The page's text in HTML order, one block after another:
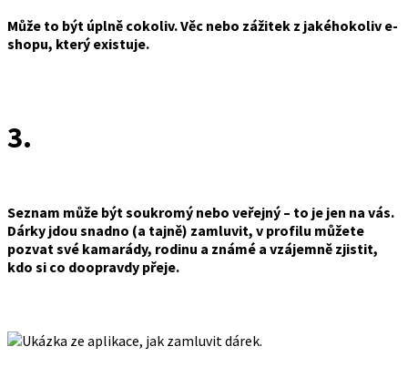
Může to být úplně cokoliv. Věc nebo zážitek z jakéhokoliv e-
shopu, který existuje.
3.
Seznam může být soukromý nebo veřejný – to je jen na vás.
Dárky jdou snadno (a tajně) zamluvit, v profilu můžete
pozvat své kamarády, rodinu a známé a vzájemně zjistit,
kdo si co doopravdy přeje.